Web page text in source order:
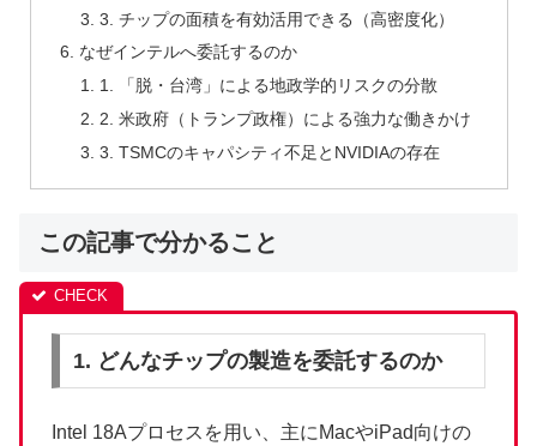
3. チップの面積を有効活用できる（高密度化）
なぜインテルへ委託するのか
1. 「脱・台湾」による地政学的リスクの分散
2. 米政府（トランプ政権）による強力な働きかけ
3. TSMCのキャパシティ不足とNVIDIAの存在
この記事で分かること
1. どんなチップの製造を委託するのか
Intel 18Aプロセスを用い、主にMacやiPad向けの